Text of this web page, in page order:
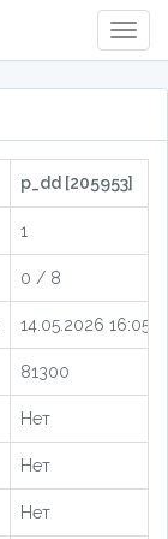
p_dd [205953]
1
0 / 8
14.05.2026
81300
Нет
Нет
Нет